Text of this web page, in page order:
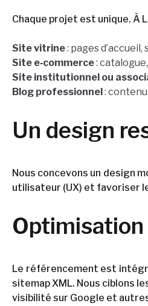
Chaque projet est unique. À
Site vitrine: pages
Site e‑commerce:
Site institutionnel ou
Blog professionnel:
Un design
Nous concevons un design
utilisateur (UX) et favoriser
Optimisation
Le référencement est
sitemap XML. Nous ciblons
visibilité sur Google et